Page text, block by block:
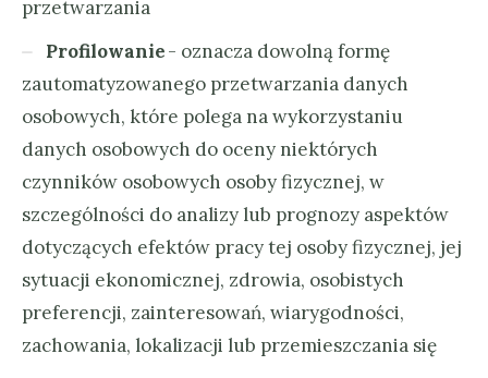
przetwarzania
Profilowanie- oznacza dowolną formę
zautomatyzowanego przetwarzania danych
osobowych, które polega na wykorzystaniu
danych osobowych do oceny niektórych
czynników osobowych osoby fizycznej, w
szczególności do analizy lub prognozy aspektów
dotyczących efektów pracy tej osoby fizycznej, jej
sytuacji ekonomicznej, zdrowia, osobistych
preferencji, zainteresowań, wiarygodności,
zachowania, lokalizacji lub przemieszczania się